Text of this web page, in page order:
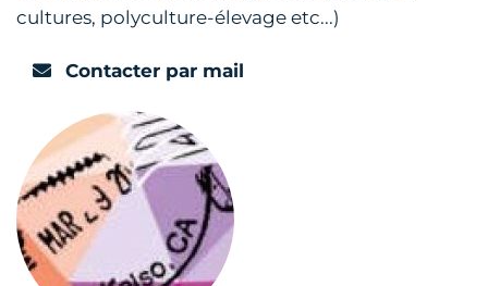
cultures, polyculture-élevage etc...)
Contacter par mail